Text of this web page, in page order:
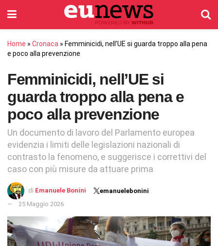
Home » Cronaca » Femminicidi, nell’UE si guarda troppo alla pena
e poco alla prevenzione
Femminicidi, nell’UE si
guarda troppo alla pena e
poco alla prevenzione
Un documento di lavoro del Parlamento europea
evidenzia i limiti delle legislazioni nazionali di
contrasto la fenomeno, e suggerisce i correttivi del
caso con più misure da attuare prima
di Emanuele Bonini
emanuelebonini
25 Maggio 2026